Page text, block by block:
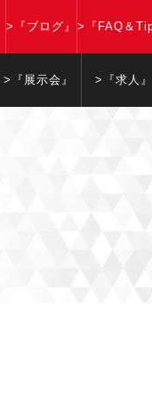
>『ブログ』 >『FAQ＆
>『展示会』 >『求人』